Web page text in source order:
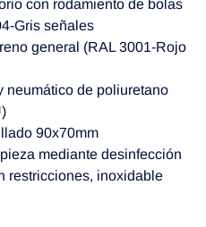
con rodamiento de bolas
Gris señales
general (RAL 3001-Rojo
neumático de poliuretano
90x70mm
mediante desinfección
restricciones, inoxidable